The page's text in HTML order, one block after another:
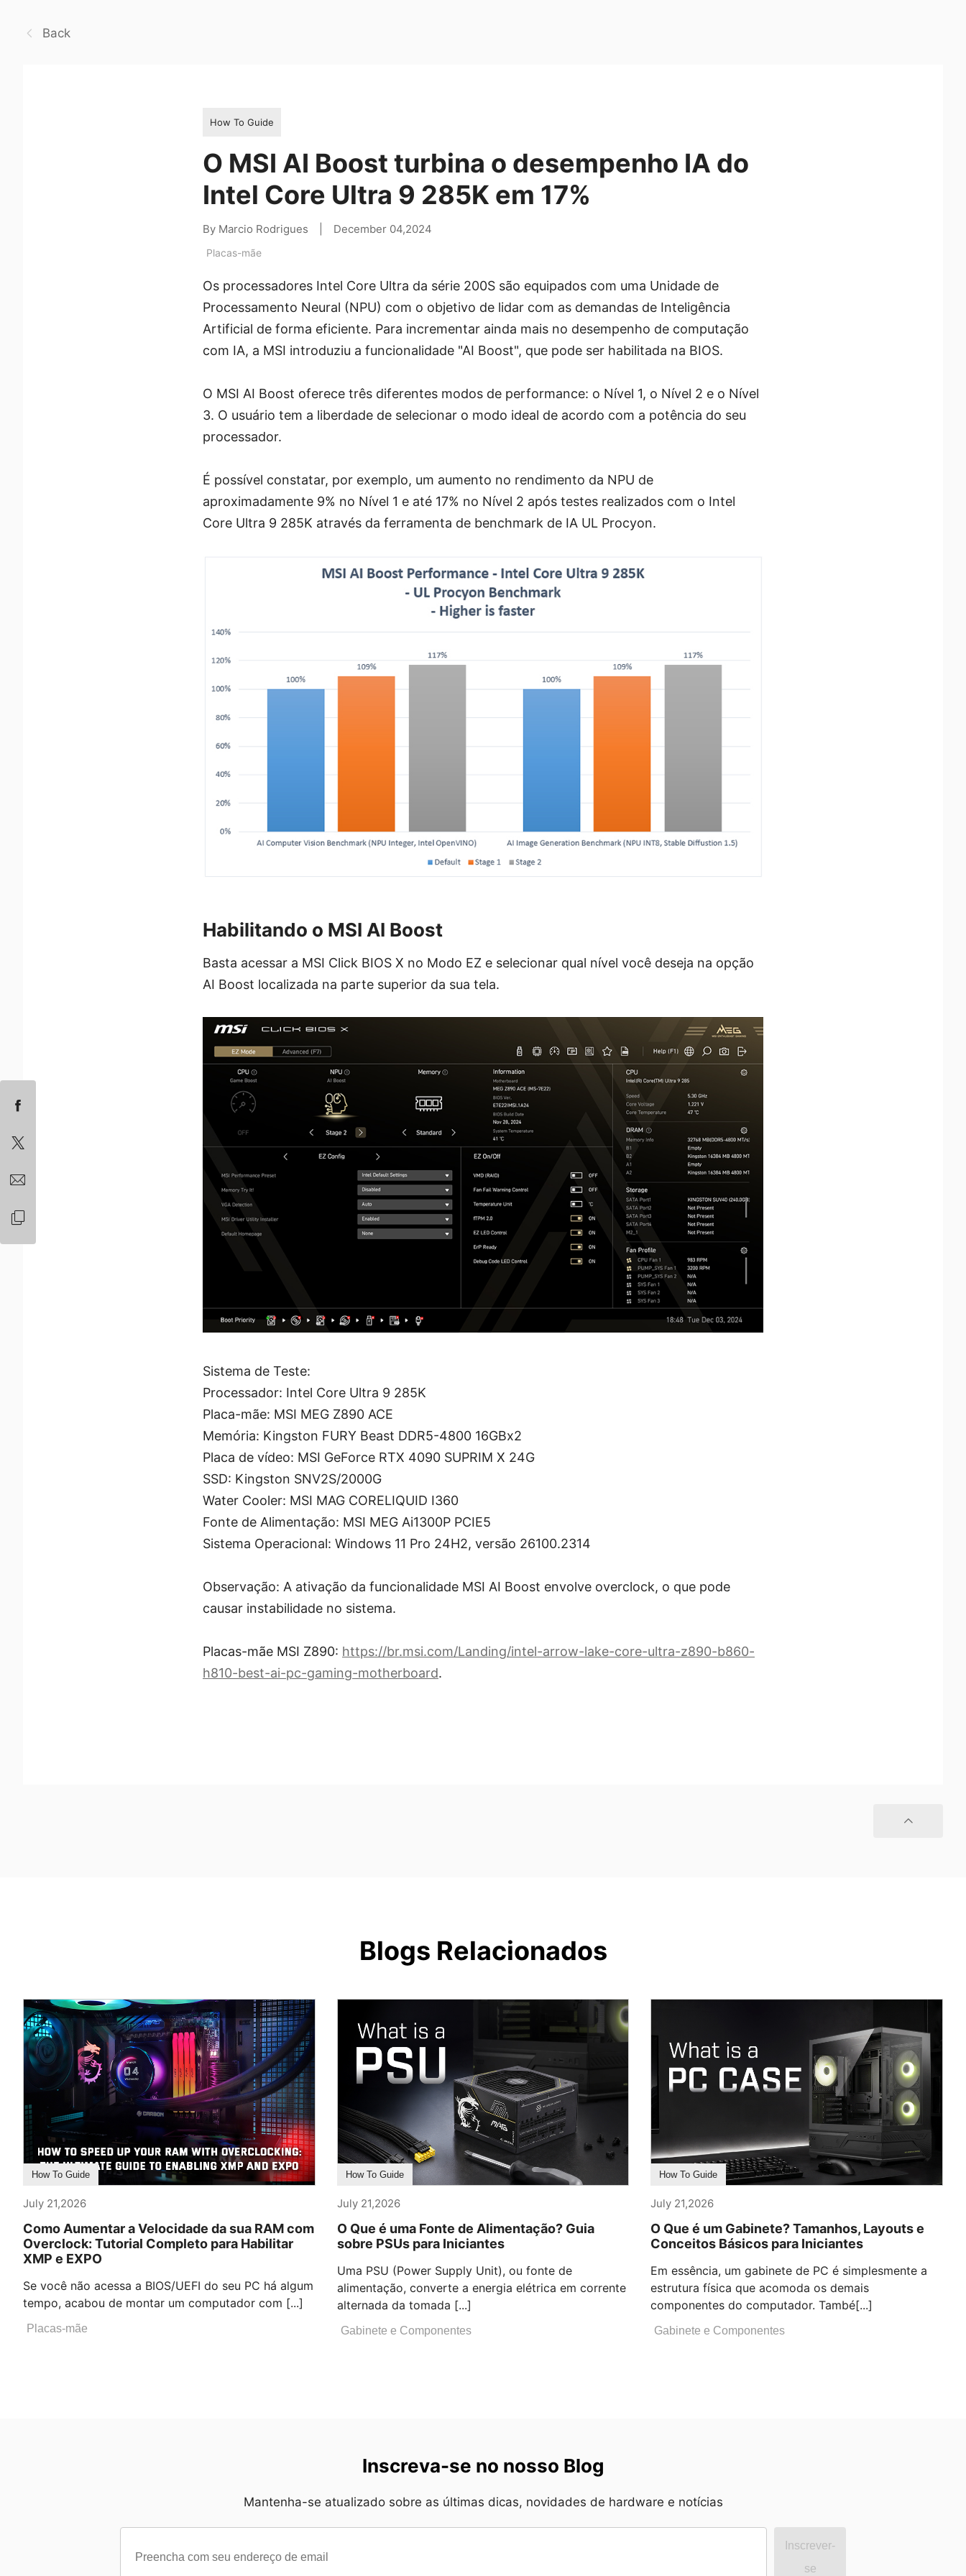
Back
How To Guide
O MSI AI Boost turbina o desempenho IA do
Intel Core Ultra 9 285K em 17%
By Marcio Rodrigues December 04,2024
Placas-mãe
Os processadores Intel Core Ultra da série 200S são equipados com uma Unidade de
Processamento Neural (NPU) com o objetivo de lidar com as demandas de Inteligência
Artificial de forma eficiente. Para incrementar ainda mais no desempenho de computação
com IA, a MSI introduziu a funcionalidade "AI Boost", que pode ser habilitada na BIOS.
O MSI AI Boost oferece três diferentes modos de performance: o Nível 1, o Nível 2 e o Nível
3. O usuário tem a liberdade de selecionar o modo ideal de acordo com a potência do seu
processador.
É possível constatar, por exemplo, um aumento no rendimento da NPU de
aproximadamente 9% no Nível 1 e até 17% no Nível 2 após testes realizados com o Intel
Core Ultra 9 285K através da ferramenta de benchmark de IA UL Procyon.
Habilitando o MSI AI Boost
Basta acessar a MSI Click BIOS X no Modo EZ e selecionar qual nível você deseja na opção
AI Boost localizada na parte superior da sua tela.
Sistema de Teste:
Processador: Intel Core Ultra 9 285K
Placa-mãe: MSI MEG Z890 ACE
Memória: Kingston FURY Beast DDR5-4800 16GBx2
Placa de vídeo: MSI GeForce RTX 4090 SUPRIM X 24G
SSD: Kingston SNV2S/2000G
Water Cooler: MSI MAG CORELIQUID I360
Fonte de Alimentação: MSI MEG Ai1300P PCIE5
Sistema Operacional: Windows 11 Pro 24H2, versão 26100.2314
Observação: A ativação da funcionalidade MSI AI Boost envolve overclock, o que pode
causar instabilidade no sistema.
Placas-mãe MSI Z890: https://br.msi.com/Landing/intel-arrow-lake-core-ultra-z890-b860-
h810-best-ai-pc-gaming-motherboard.
Blogs Relacionados
How To Guide
July 21,2026
Como Aumentar a Velocidade da sua RAM com
Overclock: Tutorial Completo para Habilitar
XMP e EXPO
Se você não acessa a BIOS/UEFI do seu PC há algum
tempo, acabou de montar um computador com [...]
Placas-mãe
How To Guide
July 21,2026
O Que é uma Fonte de Alimentação? Guia
sobre PSUs para Iniciantes
Uma PSU (Power Supply Unit), ou fonte de
alimentação, converte a energia elétrica em corrente
alternada da tomada [...]
Gabinete e Componentes
How To Guide
July 21,2026
O Que é um Gabinete? Tamanhos, Layouts e
Conceitos Básicos para Iniciantes
Em essência, um gabinete de PC é simplesmente a
estrutura física que acomoda os demais
componentes do computador. També[...]
Gabinete e Componentes
Inscreva-se no nosso Blog
Mantenha-se atualizado sobre as últimas dicas, novidades de hardware e notícias
Inscrever-
se